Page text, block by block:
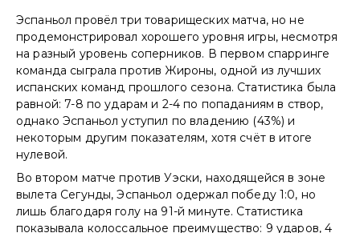
Эспаньол провёл три товарищеских матча, но не
продемонстрировал хорошего уровня игры, несмотря
на разный уровень соперников. В первом спарринге
команда сыграла против Жироны, одной из лучших
испанских команд прошлого сезона. Статистика была
равной: 7-8 по ударам и 2-4 по попаданиям в створ,
однако Эспаньол уступил по владению (43%) и
некоторым другим показателям, хотя счёт в итоге
нулевой.
Во втором матче против Уэски, находящейся в зоне
вылета Сегунды, Эспаньол одержал победу 1:0, но
лишь благодаря голу на 91-й минуте. Статистика
показывала колоссальное преимущество: 9 ударов, 4